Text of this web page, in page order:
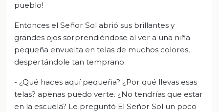
pueblo!
Entonces el Señor Sol abrió sus brillantes y
grandes ojos sorprendiéndose al ver a una niña
pequeña envuelta en telas de muchos colores,
despertándole tan temprano.
- ¿Qué haces aquí pequeña? ¿Por qué llevas esas
telas? apenas puedo verte. ¿No tendrías que estar
en la escuela? Le preguntó El Señor Sol un poco